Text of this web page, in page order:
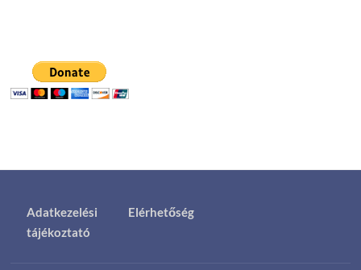
Adatkezelési
tájékoztató
Elérhetőség